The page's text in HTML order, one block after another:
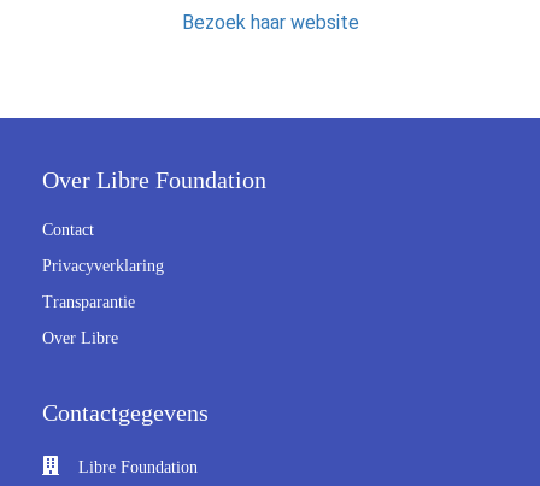
Bezoek haar website
Over Libre Foundation
Contact
Privacyverklaring
Transparantie
Over Libre
Contactgegevens
Libre Foundation
de